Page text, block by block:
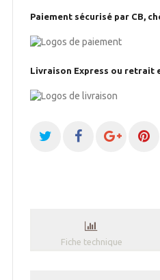
Paiement sécurisé par CB,
Livraison Express ou retrait
Fiche technique